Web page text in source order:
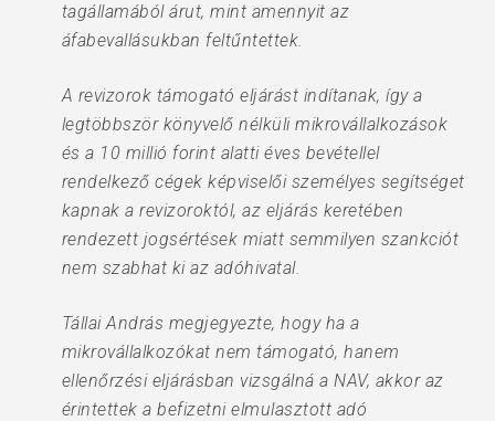
tagállamából árut, mint amennyit az
áfabevallásukban feltűntettek.
A revizorok támogató eljárást indítanak, így a
legtöbbször könyvelő nélküli mikrovállalkozások
és a 10 millió forint alatti éves bevétellel
rendelkező cégek képviselői személyes segítséget
kapnak a revizoroktól, az eljárás keretében
rendezett jogsértések miatt semmilyen szankciót
nem szabhat ki az adóhivatal.
Tállai András megjegyezte, hogy ha a
mikrovállalkozókat nem támogató, hanem
ellenőrzési eljárásban vizsgálná a NAV, akkor az
érintettek a befizetni elmulasztott adó